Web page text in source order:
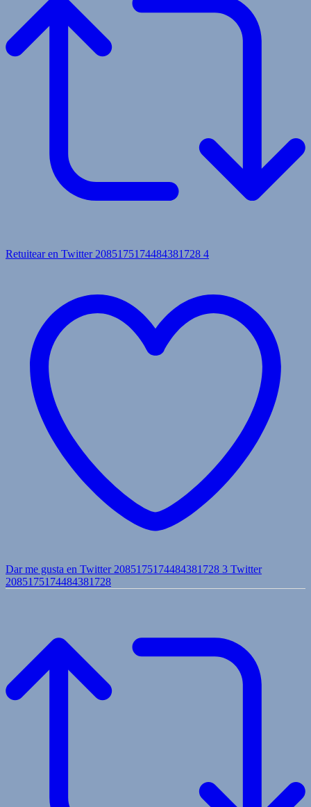
Retuitear en Twitter 2085175174484381728 4
Dar me gusta en Twitter 2085175174484381728 3 Twitter
2085175174484381728